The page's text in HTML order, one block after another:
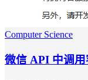
Computer Science
微信 API 中调